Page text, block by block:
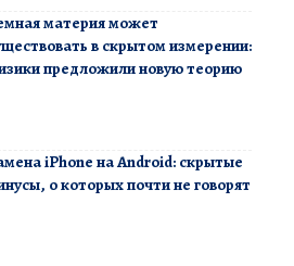
материя может
в скрытом измерении:
предложили новую теорию
iPhone на Android: скрытые
о которых почти не говорят